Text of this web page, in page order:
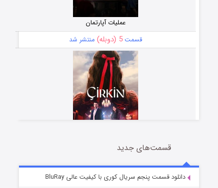
عملیات آپارتمان
قسمت5 (دوبله) منتشر شد
سریال زشت
قسمت2 (زیرنویس) منتشر شد
قسمت‌های جدید
دانلود قسمت پنجم سریال کوری با کیفیت عالی BluRay